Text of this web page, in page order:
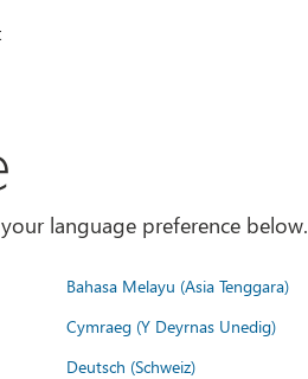
language preference below.
Bahasa Melayu (Asia Tenggara)
Cymraeg (Y Deyrnas Unedig)
Deutsch (Schweiz)